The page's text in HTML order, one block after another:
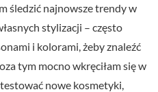
śledzić najnowsze trendy w
stylizacji – często
i kolorami, żeby znaleźć
tym mocno wkręciłam się w
nowe kosmetyki,